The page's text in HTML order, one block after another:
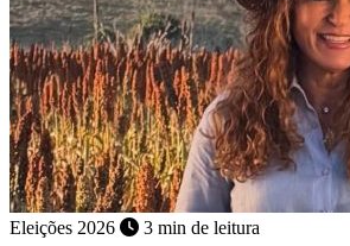
Eleições 2026 3 min de leitura